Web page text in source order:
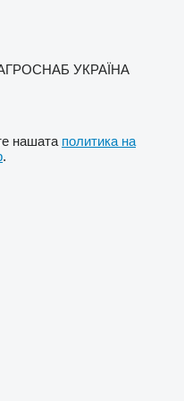
АГРОСНАБ УКРАЇНА
нашата политика на
.